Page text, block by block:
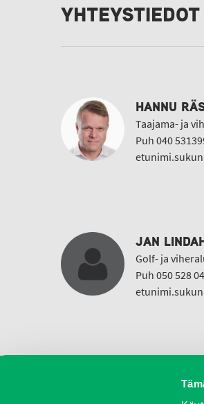
YHTEYSTIEDOT
HANNU
Taajama- ja
Puh 040
JAN
Golf- ja
Puh 050 528
Vaihtokoneet